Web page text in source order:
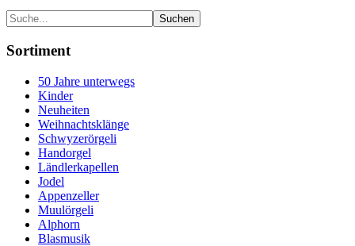
Sortiment
50 Jahre unterwegs
Kinder
Neuheiten
Weihnachtsklänge
Schwyzerörgeli
Handorgel
Ländlerkapellen
Jodel
Appenzeller
Muulörgeli
Alphorn
Blasmusik